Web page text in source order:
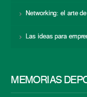
Networking: el arte
Las ideas para
MEMORIAS